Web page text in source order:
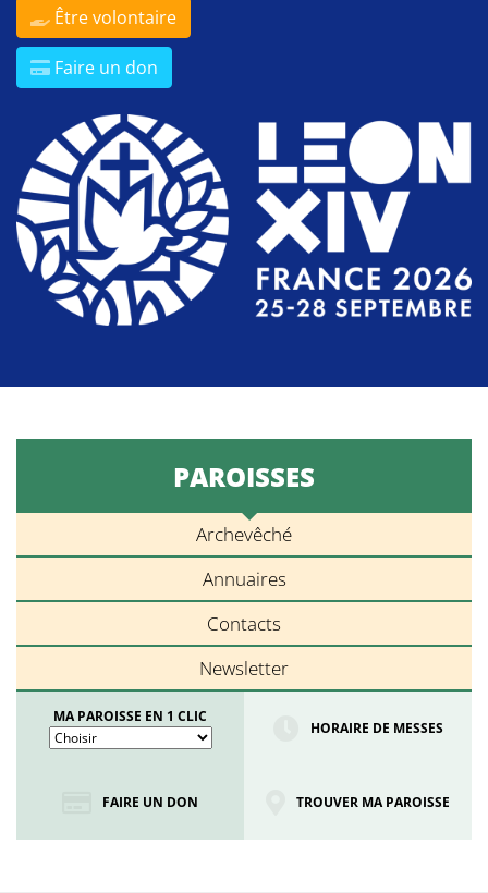
Être volontaire
Faire un don
PAROISSES
Archevêché
Annuaires
Contacts
Newsletter
MA PAROISSE EN 1 CLIC
HORAIRE DE MESSES
FAIRE UN DON TROUVER MA PAROISSE